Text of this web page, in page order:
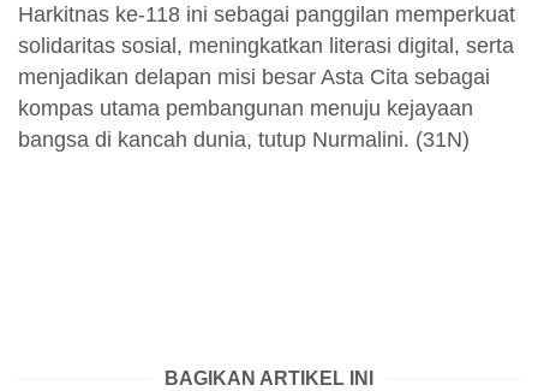
Harkitnas ke-118 ini sebagai panggilan memperkuat
solidaritas sosial, meningkatkan literasi digital, serta
menjadikan delapan misi besar Asta Cita sebagai
kompas utama pembangunan menuju kejayaan
bangsa di kancah dunia, tutup Nurmalini. (31N)
BAGIKAN ARTIKEL INI